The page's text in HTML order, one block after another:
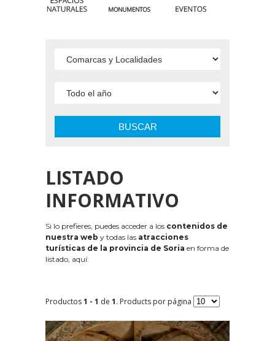
BUSCAR
LISTADO
INFORMATIVO
Si lo prefieres, puedes acceder a los contenidos de
nuestra web y todas las atracciones
turísticas de la provincia de Soria en forma de
listado, aquí:
Productos1 - 1 de 1. Products por página